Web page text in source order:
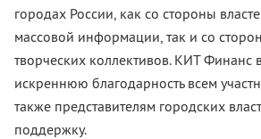
городах России, как со стороны
массовой информации, так и со
творческих коллективов. КИТ Финанс
искреннюю благодарность всем
также представителям городских
поддержку.